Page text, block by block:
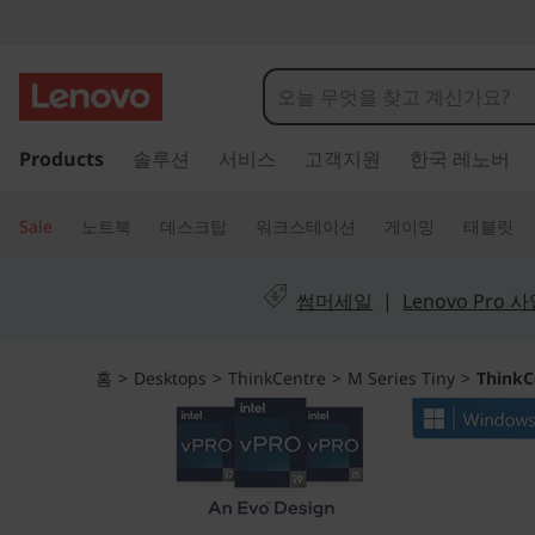
h
n
k
요
텐
Products 솔루션 서비스 고객지원 한국 레노버
Sale 노트북 데스크탑 워크스테이션 게이밍 태블릿
썸머세일 | Lenovo Pro 사
홈 > Desktops > ThinkCentre > M Series Tiny >